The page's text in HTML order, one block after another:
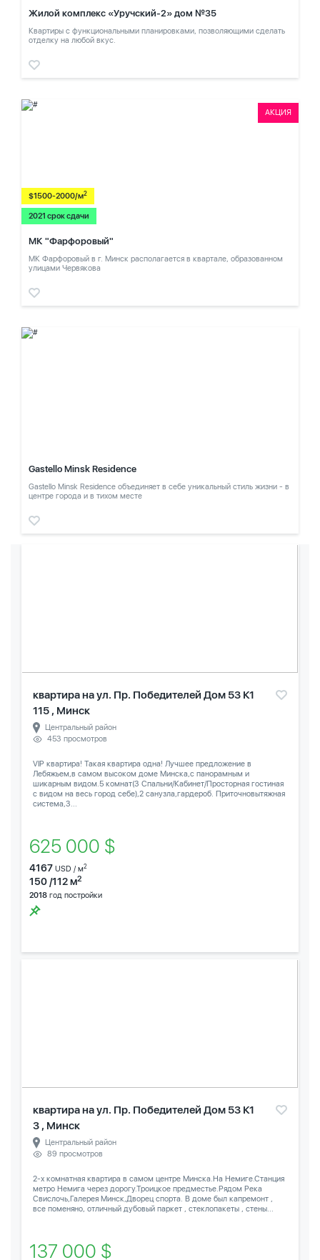
Жилой комплекс «Уручский-2» дом №35
Квартиры с функциональными планировками, позволяющими сделать
отделку на любой вкус.
АКЦИЯ
$1500-2000/м2
2021 срок сдачи
МК "Фарфоровый"
МК Фарфоровый в г. Минск располагается в квартале, образованном
улицами Червякова
Gastello Minsk Residence
Gastello Minsk Residence объединяет в себе уникальный стиль жизни - в
центре города и в тихом месте
квартира на ул. Пр. Победителей Дом 53 К1
115 , Минск
Центральный район
453 просмотров
VIP квартира! Такая квартира одна! Лучшее предложение в
Лебяжьем,в самом высоком доме Минска,с панорамным и
шикарным видом.5 комнат(3 Спальни/Кабинет/Просторная гостиная
с видом на весь город себе),2 санузла,гардероб. Приточновытяжная
система,3...
625 000 $
4167 USD / м2
150 /112 м2
2018 год постройки
квартира на ул. Пр. Победителей Дом 53 К1
3 , Минск
Центральный район
89 просмотров
2-х комнатная квартира в самом центре Минска.На Немиге.Станция
метро Немига через дорогу.Троицкое предместье.Рядом Река
Свислочь,Галерея Минск,Дворец спорта. В доме был капремонт ,
все поменяно, отличный дубовый паркет , стеклопакеты , стены...
137 000 $